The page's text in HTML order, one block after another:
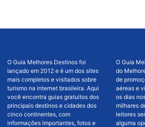
O Guia Melhores Destinos foi
lançado em 2012 e é um dos sites
mais completos e visitados sobre
turismo na internet brasileira. Aqui
você encontra guias gratuitos dos
principais destinos e cidades dos
cinco continentes, com
informações importantes, fotos e
O Guia
do
de
aéreas e
os dias
milhares
leitores
alguma